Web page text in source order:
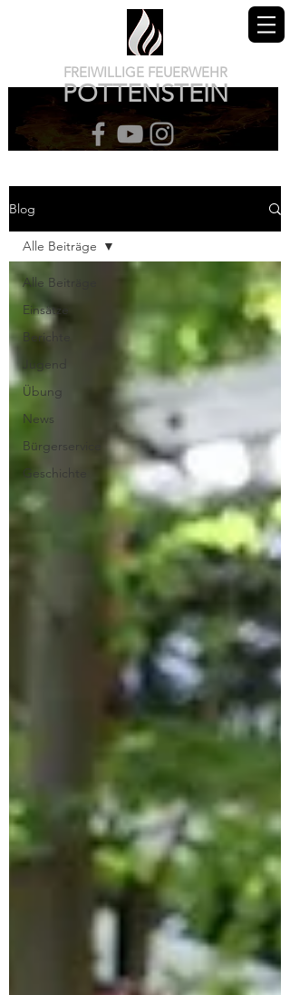
FREIWILLIGE FEUERWEHR
POTTENSTEIN
Blog
Alle Beiträge
Einsätze
Berichte
Jugend
Übung
News
Bürgerservice
Geschichte
Alle Beiträge